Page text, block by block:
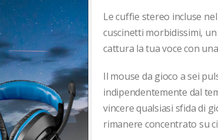
Le cuffie stereo incluse
cuscinetti morbidissimi,
cattura la tua voce con
Il mouse da gioco a sei
indipendentemente dal
vincere qualsiasi sfida di
rimanere concentrato su